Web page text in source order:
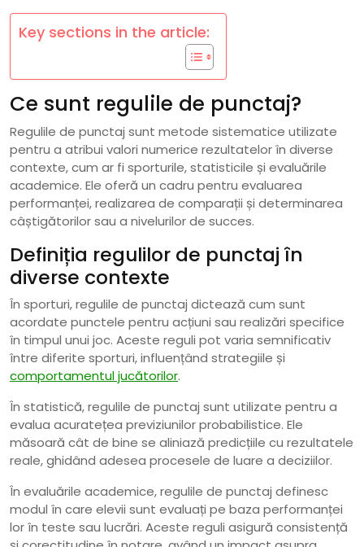
Key sections in the article:
Ce sunt regulile de punctaj?
Regulile de punctaj sunt metode sistematice utilizate
pentru a atribui valori numerice rezultatelor în diverse
contexte, cum ar fi sporturile, statisticile și evaluările
academice. Ele oferă un cadru pentru evaluarea
performanței, realizarea de comparații și determinarea
câștigătorilor sau a nivelurilor de succes.
Definiția regulilor de punctaj în
diverse contexte
În sporturi, regulile de punctaj dictează cum sunt
acordate punctele pentru acțiuni sau realizări specifice
în timpul unui joc. Aceste reguli pot varia semnificativ
între diferite sporturi, influențând strategiile și
comportamentul jucătorilor.
În statistică, regulile de punctaj sunt utilizate pentru a
evalua acuratețea previziunilor probabilistice. Ele
măsoară cât de bine se aliniază predicțiile cu rezultatele
reale, ghidând adesea procesele de luare a deciziilor.
În evaluările academice, regulile de punctaj definesc
modul în care elevii sunt evaluați pe baza performanței
lor în teste sau lucrări. Aceste reguli asigură consistență